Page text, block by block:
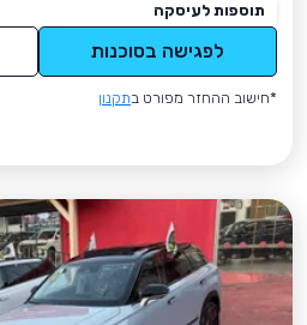
תוספות לעיסקה
לפגישה בסוכנות
*חישוב ההחזר מפורט בתקנון